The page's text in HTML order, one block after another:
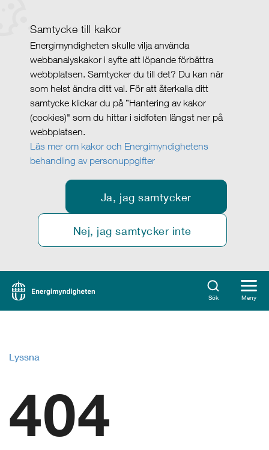
Samtycke till kakor
Energimyndigheten skulle vilja använda
webbanalyskakor i syfte att löpande förbättra
webbplatsen. Samtycker du till det? Du kan när
som helst ändra ditt val. För att återkalla ditt
samtycke klickar du på ”Hantering av kakor
(cookies)" som du hittar i sidfoten längst ner på
webbplatsen.
Läs mer om kakor och Energimyndighetens
behandling av personuppgifter
Ja, jag samtycker
Nej, jag samtycker inte
Sök Meny
Lyssna
404